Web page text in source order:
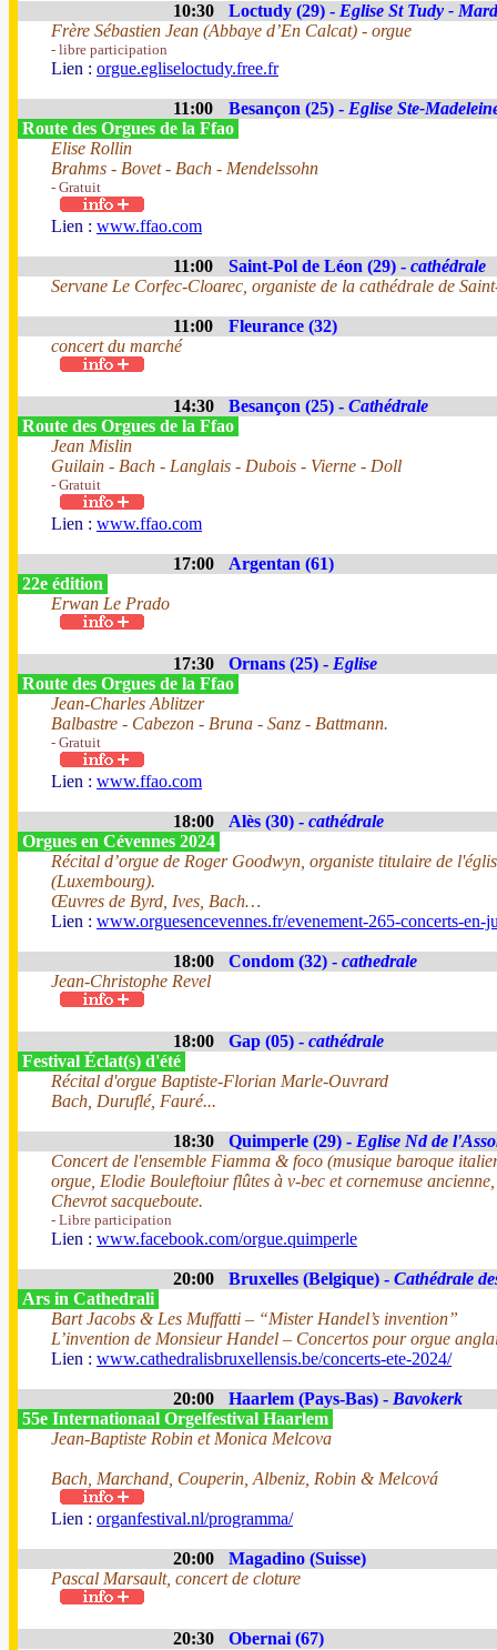
10:30 Loctudy (29) - Eglise St Tudy -
Frère Sébastien Jean (Abbaye d’En Calcat) - orgue
- libre participation
Lien : orgue.egliseloctudy.free.fr
11:00 Besançon (25) - Eglise Ste-
Route des Orgues de la Ffao
Elise Rollin
Brahms - Bovet - Bach - Mendelssohn
- Gratuit
Lien : www.ffao.com
11:00 Saint-Pol de Léon (29) - cathédrale
Servane Le Corfec-Cloarec, organiste de la cathédrale de
11:00
Fleurance (32)
concert du marché
14:30 Besançon (25) - Cathédrale
Route des Orgues de la Ffao
Jean Mislin
Guilain - Bach - Langlais - Dubois - Vierne - Doll
- Gratuit
Lien : www.ffao.com
17:00
Argentan (61)
22e édition
Erwan Le Prado
17:30 Ornans (25) - Eglise
Route des Orgues de la Ffao
Jean-Charles Ablitzer
Balbastre - Cabezon - Bruna - Sanz - Battmann.
- Gratuit
Lien : www.ffao.com
18:00 Alès (30) - cathédrale
Orgues en Cévennes 2024
Récital d’orgue de Roger Goodwyn, organiste titulaire de
(Luxembourg).
Œuvres de Byrd, Ives, Bach…
Lien : www.orguesencevennes.fr/evenement-265-concerts-en-
18:00 Condom (32) - cathedrale
Jean-Christophe Revel
18:00 Gap (05) - cathédrale
Festival Éclat(s) d'été
Récital d'orgue Baptiste-Florian Marle-Ouvrard
Bach, Duruflé, Fauré...
18:30 Quimperle (29) - Eglise Nd de
Concert de l'ensemble Fiamma & foco (musique baroque
orgue, Elodie Bouleftoiur flûtes à v-bec et cornemuse
Chevrot sacqueboute.
- Libre participation
Lien : www.facebook.com/orgue.quimperle
20:00 Bruxelles (Belgique) - Cathédrale
Ars in Cathedrali
Bart Jacobs & Les Muffatti – “Mister Handel’s invention”
L’invention de Monsieur Handel – Concertos pour orgue
Lien : www.cathedralisbruxellensis.be/concerts-ete-2024/
20:00 Haarlem (Pays-Bas) - Bavokerk
55e Internationaal Orgelfestival Haarlem
Jean-Baptiste Robin et Monica Melcova
Bach, Marchand, Couperin, Albeniz, Robin & Melcová
Lien : organfestival.nl/programma/
20:00
Magadino (Suisse)
Pascal Marsault, concert de cloture
20:30
Obernai (67)